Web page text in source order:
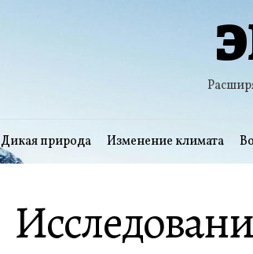
Дикая природа Изменение климата